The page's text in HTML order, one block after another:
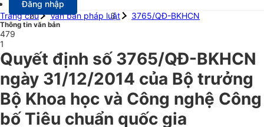
Đăng nhập
Trang chủ
Văn bản pháp luật 3765/QĐ-BKHCN
Thông tin văn bản
479
1
Quyết định số 3765/QĐ-BKHCN
ngày 31/12/2014 của Bộ trưởng
Bộ Khoa học và Công nghệ Công
bố Tiêu chuẩn quốc gia